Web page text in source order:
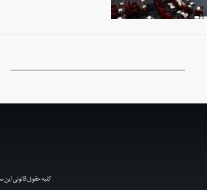
کلیه حقوق قانونی